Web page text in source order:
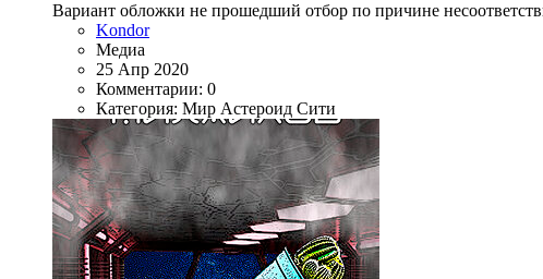
Вариант обложки не прошедший отбор по причине
Kondor
Медиа
25 Апр 2020
Комментарии: 0
Категория: Мир Астероид Сити